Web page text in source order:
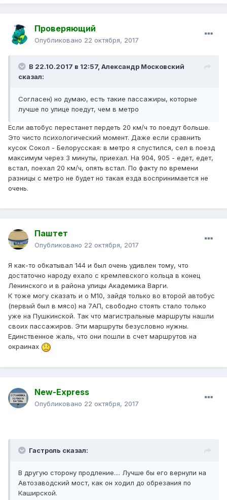
Проверяющий
Опубликовано 22 октября, 2017
В 22.10.2017 в 12:57, Александр Московский
сказал:
Согласен) но думаю, есть такие пассажиры, которые
лучше по улице поедут, чем в метро
Если автобус перестанет пердеть 20 км/ч то поедут больше.
Это чисто психологический момент. Даже если сравнить
кусок Сокол - Белорусская: в метро я спустился, сел в поезд
максимум через 3 минуты, приехал. На 904, 905 - едет, едет,
встал, поехал 20 км/ч, опять встал. По факту по времени
разницы с метро не будет но такая езда воспринимается не
очень.
Паштет
Опубликовано 22 октября, 2017
Я как-то обкатывал 144 и был очень удивлен тому, что
достаточно народу ехало с кремлевского кольца в конец
Ленинского и в района улицы Академика Варги.
К тоже могу сказать и о М10, зайдя только во второй автобус
(первый был в мясо) на 7АП, свободно стоять стало только
уже на Пушкинской. Так что магистральные маршруты нашли
своих пассажиров. Эти маршруты безусловно нужны.
Единственное жаль, что они пошли в счет маршрутов на
окраинах
New-Express
Опубликовано 22 октября, 2017
Гастроль сказал:
В другую сторону продление.... Лучше бы его вернули на
Автозаводский мост, как он ходил до обрезания по
Каширской.